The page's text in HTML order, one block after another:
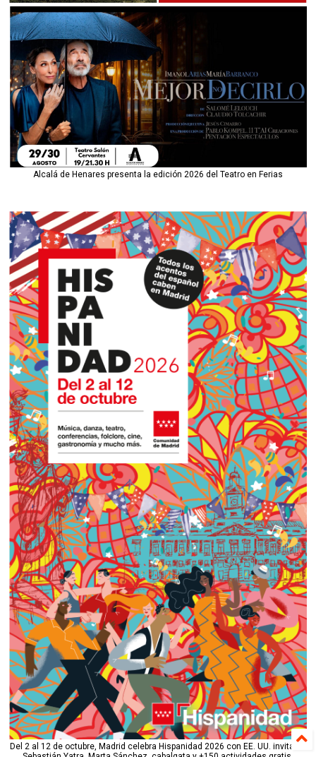
Alcalá de Henares presenta la edición 2026 del Teatro en Ferias
Del 2 al 12 de octubre, Madrid celebra Hispanidad 2026 con EE. UU. invitado: